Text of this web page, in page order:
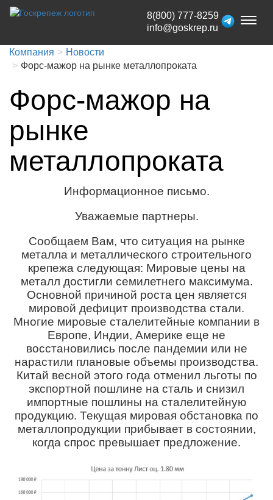
Toggle
8(800) 777-8259
info@goskrep.ru
Компания
Новости
Форс-мажор на рынке металлопроката
Форс-мажор на
рынке
металлопроката
Информационное письмо.
Уважаемые партнеры.
Сообщаем Вам, что ситуация на рынке
металла и металлического строительного
крепежа следующая: Мировые цены на
металл достигли семилетнего максимума.
Основной причиной роста цен является
мировой дефицит производства стали.
Многие мировые сталелитейные компании в
Европе, Индии, Америке еще не
восстановились после пандемии или не
нарастили плановые объемы производства.
Китай весной этого года отменил льготы по
экспортной пошлине на сталь и снизил
импортные пошлины на сталелитейную
продукцию. Текущая мировая обстановка по
металлопродукции прибывает в состоянии,
когда спрос превышает предложение.